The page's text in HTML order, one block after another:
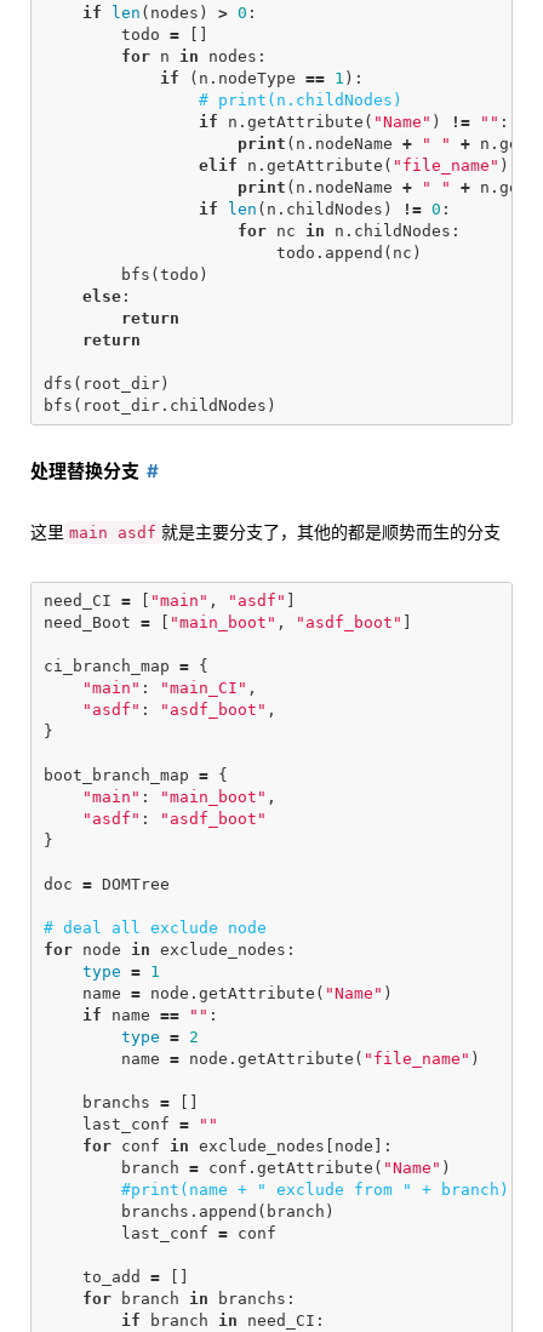
if
len ( nodes ) > 0 :
todo =
for n in nodes :
if
( n . nodeType == 1 ):
if
n . getAttribute ( "Name" ) != "" :
print ( n . nodeName + " " + n .
elif
n . getAttribute ( "file_name" )
print ( n . nodeName + " " + n .
if
len ( n . childNodes ) != 0 :
for nc in n . childNodes :
todo . append ( nc )
bfs ( todo )
else :
return
return
dfs ( root_dir )
bfs ( root_dir . childNodes )
处理替换分支
这里 main asdf 就是主要分支了，其他的都是顺势而生的分支
need_CI = "main" , "asdf"
need_Boot = "main_boot" , "asdf_boot"
ci_branch_map = {
"main" : "main_CI" ,
"asdf" : "asdf_boot" ,
}
boot_branch_map = {
"main" : "main_boot" ,
"asdf" :
"asdf_boot"
}
doc = DOMTree
for node in exclude_nodes :
type = 1
name = node . getAttribute ( "Name" )
if
name == "" :
type = 2
name = node . getAttribute ( "file_name" )
branchs =
last_conf =
""
for conf in exclude_nodes node ]:
branch = conf . getAttribute ( "Name" )
branchs . append ( branch )
last_conf = conf
to_add =
for
branch in branchs :
if
branch in need_CI :